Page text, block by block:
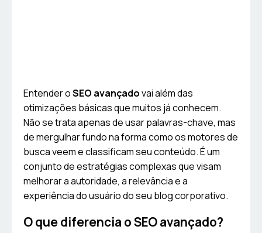
Entender oSEO avançadovai além das
otimizações básicas que muitos já conhecem.
Não se trata apenas de usar palavras-chave, mas
de mergulhar fundo na forma como os motores de
busca veem e classificam seu conteúdo. É um
conjunto de estratégias complexas que visam
melhorar a autoridade, a relevância e a
experiência do usuário do seu blog corporativo.
O que diferencia o SEO avançado?